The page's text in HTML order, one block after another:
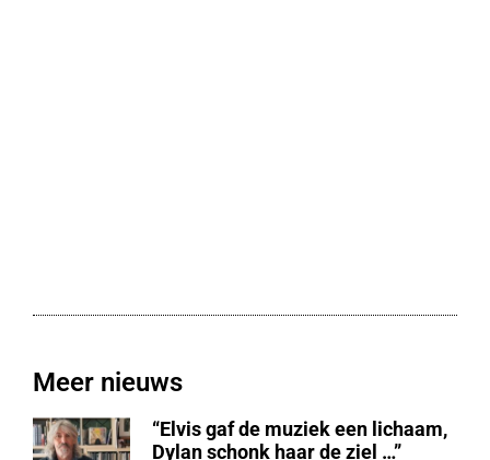
Meer nieuws
“Elvis gaf de muziek een lichaam,
Dylan schonk haar de ziel …”